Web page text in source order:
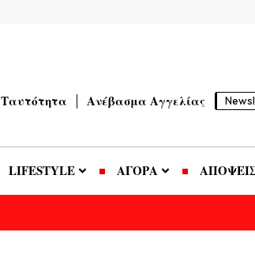
Ταυτότητα Ανέβασμα Αγγελίας
LIFESTYLE ΑΓΟΡΑ